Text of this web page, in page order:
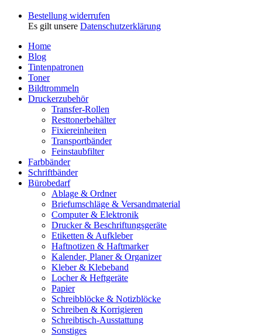
Bestellung widerrufen
Es gilt unsere Datenschutzerklärung
Home
Blog
Tintenpatronen
Toner
Bildtrommeln
Druckerzubehör
Transfer-Rollen
Resttonerbehälter
Fixiereinheiten
Transportbänder
Feinstaubfilter
Farbbänder
Schriftbänder
Bürobedarf
Ablage & Ordner
Briefumschläge & Versandmaterial
Computer & Elektronik
Drucker & Beschriftungsgeräte
Etiketten & Aufkleber
Haftnotizen & Haftmarker
Kalender, Planer & Organizer
Kleber & Klebeband
Locher & Heftgeräte
Papier
Schreibblöcke & Notizblöcke
Schreiben & Korrigieren
Schreibtisch-Ausstattung
Sonstiges